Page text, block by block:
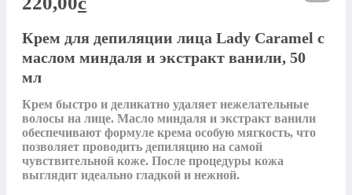
Крем для депиляции лица Lady Caramel с
маслом миндаля и экстракт ванили, 50
мл
Крем быстро и деликатно удаляет нежелательные
волосы на лице. Масло миндаля и экстракт ванили
обеспечивают формуле крема особую мягкость, что
позволяет проводить депиляцию на самой
чувствительной коже. После процедуры кожа
выглядит идеально гладкой и нежной.